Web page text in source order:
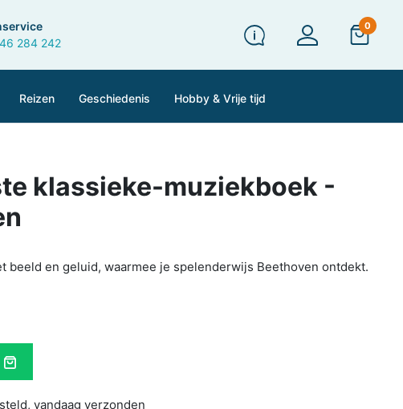
284 242
0
Reizen Geschiedenis Hobby & Vrije tijd
klassieke-muziekboek -
beeld en geluid, waarmee je spelenderwijs Beethoven ontdekt.
vandaag verzonden